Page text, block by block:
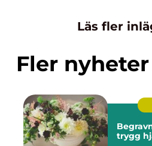
Läs fler
Fler nyheter
trygg